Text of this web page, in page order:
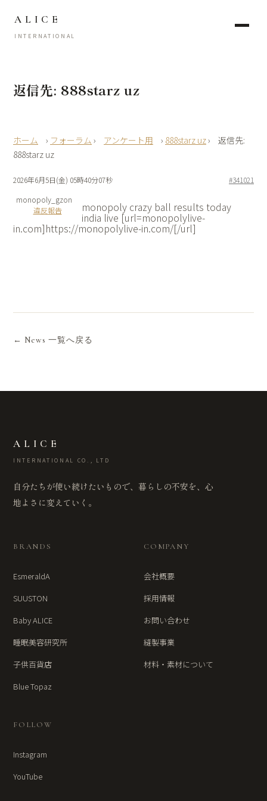
ALICE
INTERNATIONAL
返信先: 888starz uz
› フォーラム › アンケート用 › 888starz uz›
返信先:
888starz uz
2026年6月5日(金) 05時40分07秒
#341021
monopoly_gzon
違反報告
monopoly crazy ball results today
india live [url=monopolylive-
in.com]https://monopolylive-in.com/[/url]
← News 一覧へ戻る
ALICE
INTERNATIONAL CO., LTD
自分たちが使い続けたいもので、暮らしの不安を、心
地よさに変えていく。
BRANDS
EsmeraldA
SUUSTON
Baby ALICE
睡眠美容研究所
子供百貨店
Blue Topaz
COMPANY
会社概要
採用情報
お問い合わせ
縫製事業
材料・素材について
FOLLOW
Instagram
YouTube